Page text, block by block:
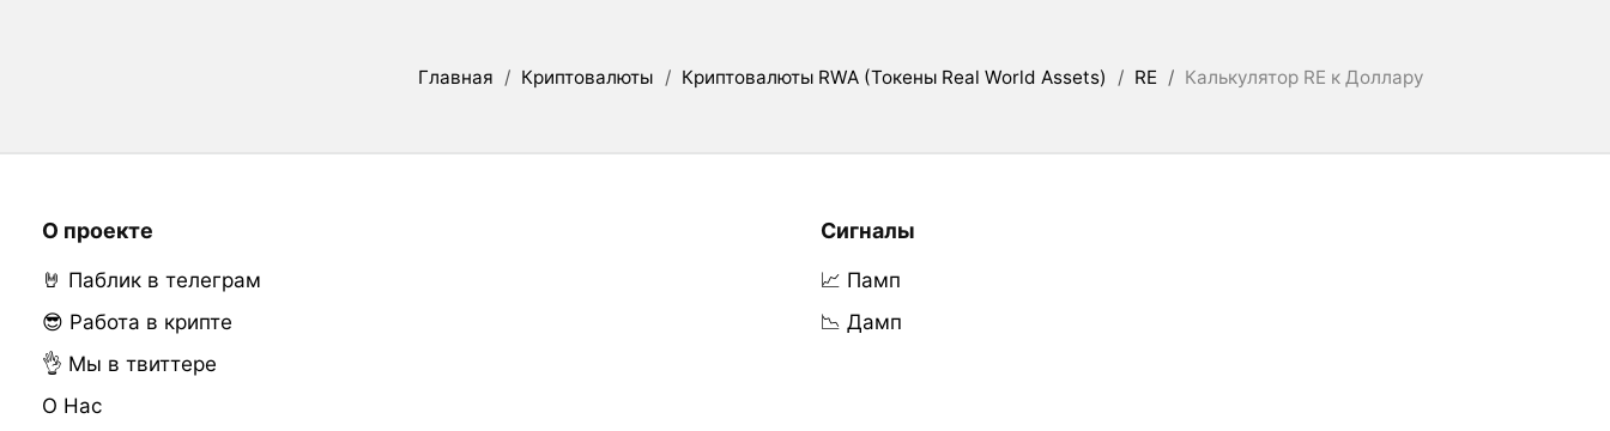
Главная / Криптовалюты / Криптовалюты RWA (Токены Real World Assets) / RE / Калькулятор RE к Доллару
О проекте
🤘 Паблик в телеграм
😎 Работа в крипте
👌 Мы в твиттере
О Нас
Сигналы
📈 Памп
📉 Дамп